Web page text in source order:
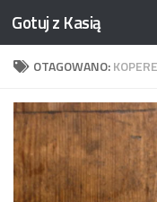
Skip to content
Gotuj z Kasią
OTAGOWANO: